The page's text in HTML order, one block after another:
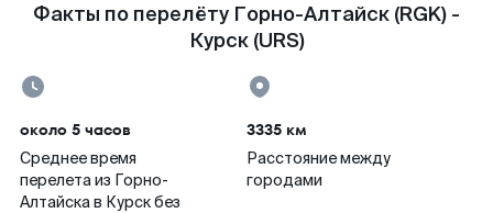
Факты по перелёту Горно-Алтайск (RGK) -
Курск (URS)
около 5 часов
Среднее время
перелета из Горно-
Алтайска в Курск без
3335 км
Расстояние между
городами